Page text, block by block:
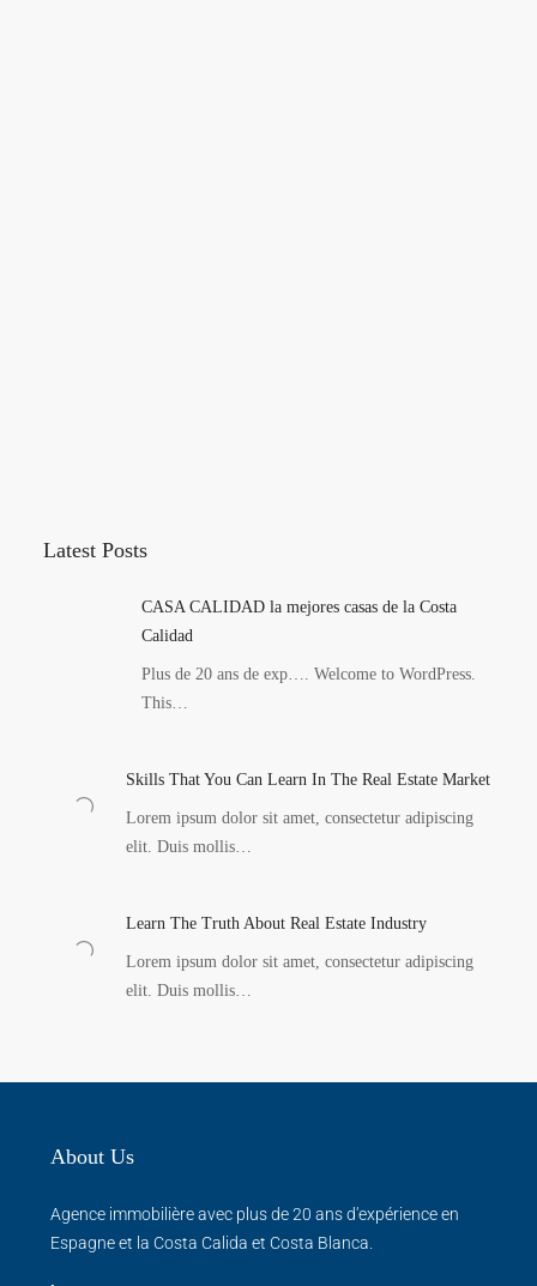
Latest Posts
CASA CALIDAD la mejores casas de la Costa
Calidad
Plus de 20 ans de exp…. Welcome to WordPress.
This…
Skills That You Can Learn In The Real Estate Market
Lorem ipsum dolor sit amet, consectetur adipiscing
elit. Duis mollis…
Learn The Truth About Real Estate Industry
Lorem ipsum dolor sit amet, consectetur adipiscing
elit. Duis mollis…
About Us
Agence immobilière avec plus de 20 ans d'expérience en
Espagne et la Costa Calida et Costa Blanca.